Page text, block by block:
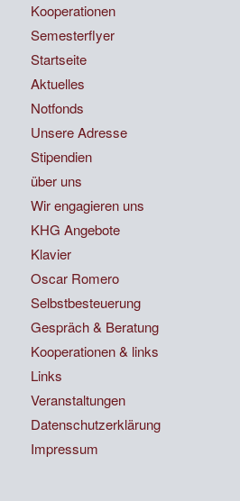
Kooperationen
Semesterflyer
Startseite
Aktuelles
Notfonds
Unsere Adresse
Stipendien
über uns
Wir engagieren uns
KHG Angebote
Klavier
Oscar Romero
Selbstbesteuerung
Gespräch & Beratung
Kooperationen & links
Links
Veranstaltungen
Datenschutzerklärung
Impressum